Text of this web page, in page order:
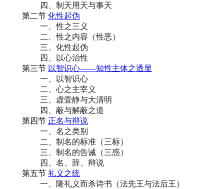
四、制天用天与事天
第二节 化性起伪
一、性之三义
二、性之内容（性恶）
三、化性起伪
四、以心治性
第三节 以智识心——知性主体之透显
一、以智识心
二、心之主宰义
三、虚壹静与大清明
四、蔽与解蔽之道
第四节 正名与辩说
一、名之类别
二、制名的标准（三标）
三、制名的告诫（三惑）
四、名、辞、辩说
第五节 礼义之统
一、隆礼义而杀诗书（法先王与法后王）